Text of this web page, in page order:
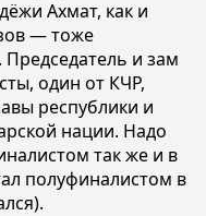
Ахмат, как и
— тоже
и зам
один от КЧР,
республики и
нации. Надо
так же и в
полуфиналистом в